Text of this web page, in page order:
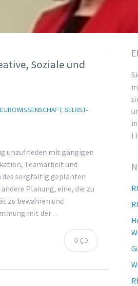
Soziale und
, SELBST-
unzufrieden mit gängigen
Teamarbeit und
des sorgfältig geplanten
Planung, eine, die zu
zu bewahren und
mit der…
0